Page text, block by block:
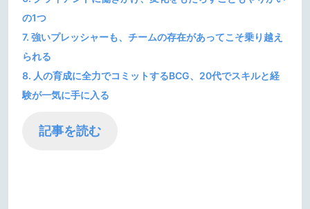
の1つ
7. 強いプレッシャーも、チームの存在があってこそ乗り越え
られる
8. 人の育成に全力でコミットするBCG、20代でスキルと経
験が一気に手に入る
記事を読む